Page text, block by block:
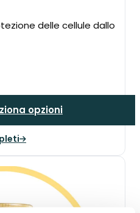
delle cellule dallo
opzioni